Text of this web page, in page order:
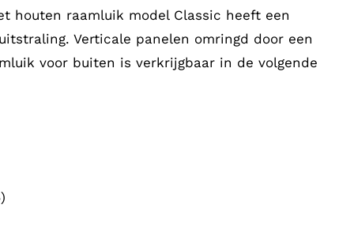
houten raamluik model Classic heeft een
Verticale panelen omringd door een
voor buiten is verkrijgbaar in de volgende